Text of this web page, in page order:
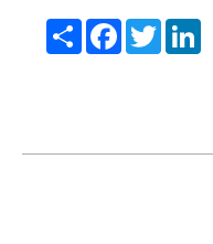
Share Facebook
Twitter